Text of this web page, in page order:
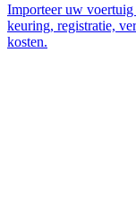
Importeer uw
keuring, registratie,
kosten.